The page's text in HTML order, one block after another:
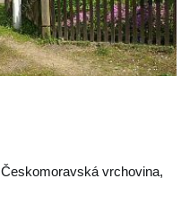
Českomoravská vrchovina,